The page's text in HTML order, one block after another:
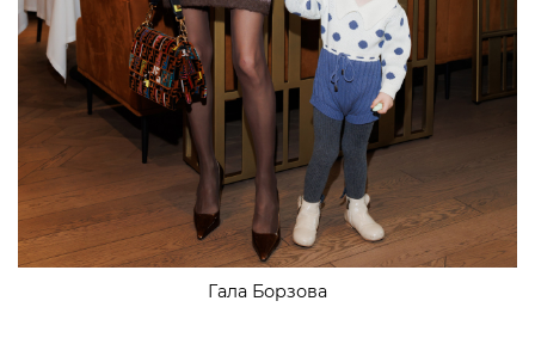
Гала Борзова